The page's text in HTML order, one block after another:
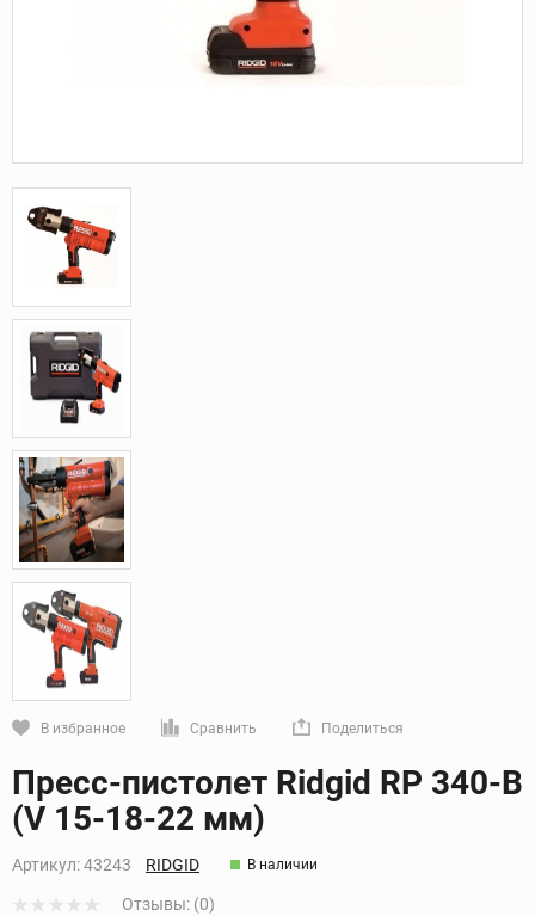
В избранное Сравнить Поделиться
Кликните, чтобы скопировать прямую ссылку
Пресс-пистолет Ridgid RP 340-B
(V 15-18-22 мм)
Артикул:43243 RIDGID В наличии
Отзывы: (0)